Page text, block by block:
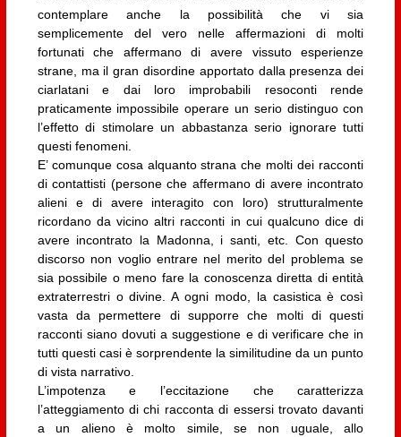
contemplare anche la possibilità che vi sia
semplicemente del vero nelle affermazioni di molti
fortunati che affermano di avere vissuto esperienze
strane, ma il gran disordine apportato dalla presenza dei
ciarlatani e dai loro improbabili resoconti rende
praticamente impossibile operare un serio distinguo con
l’effetto di stimolare un abbastanza serio ignorare tutti
questi fenomeni.
E’ comunque cosa alquanto strana che molti dei racconti
di contattisti (persone che affermano di avere incontrato
alieni e di avere interagito con loro) strutturalmente
ricordano da vicino altri racconti in cui qualcuno dice di
avere incontrato la Madonna, i santi, etc. Con questo
discorso non voglio entrare nel merito del problema se
sia possibile o meno fare la conoscenza diretta di entità
extraterrestri o divine. A ogni modo, la casistica è così
vasta da permettere di supporre che molti di questi
racconti siano dovuti a suggestione e di verificare che in
tutti questi casi è sorprendente la similitudine da un punto
di vista narrativo.
L’impotenza e l’eccitazione che caratterizza
l’atteggiamento di chi racconta di essersi trovato davanti
a un alieno è molto simile, se non uguale, allo